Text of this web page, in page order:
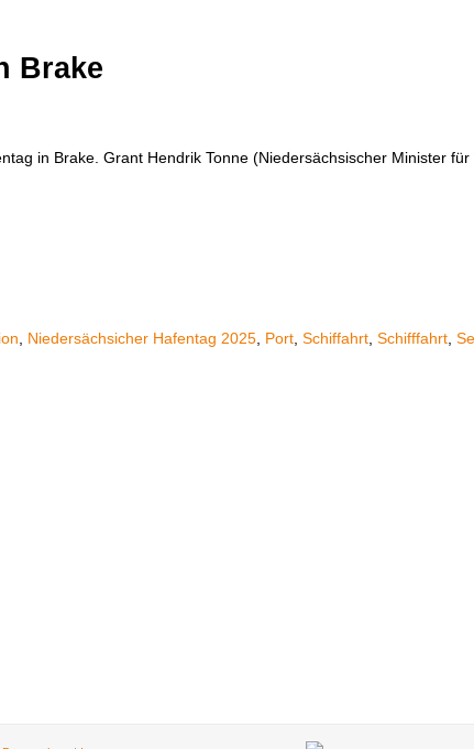
Brake
in Brake. Grant Hendrik Tonne (Niedersächsischer Minister
Niedersächsicher Hafentag 2025 Port Schiffahrt Schifffahrt